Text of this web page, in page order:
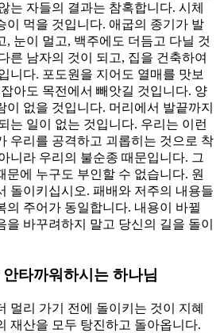
는 자들의 결과는 참혹합니다. 시체
이 먹을 것입니다. 애굽의 종기가 발
, 눈이 멀고, 백주에도 더듬고 다닐 것
른 남자의 것이 되고, 집을 건축하여
니다. 포도원을 지어도 열매를 맛보
아도 목전에서 빼앗길 것입니다. 양
이 없을 것입니다. 머리에서 발끝까지
는 일이 없는 것입니다. 우리는 이런
우리를 공격하고 괴롭히는 것으로 착
니라 우리의 불순종 때문입니다. 그
문에 누구도 부인할 수 없습니다. 원
돌이키십시오. 패배와 저주의 내용들
의 주어가 동일합니다. 내용이 바뀔
을 바꾸려하지 말고 당신의 길을 돌이
타까워하시는 하나님
멀리 가기 전에 돌이키는 것이 지혜
재산을 모두 탕진하고 돌아옵니다.